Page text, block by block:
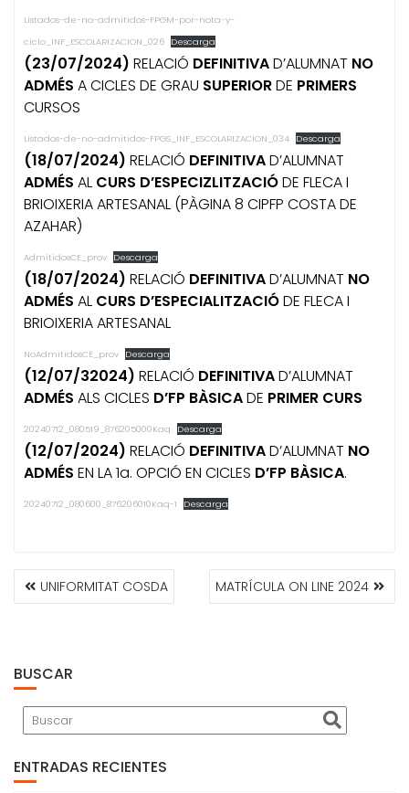
Listados-de-no-admitidos-FPGM-por-nota-y-
ciclo_INF_ESCOLARIZACION_026
Descarga
(23/07/2024) RELACIÓ DEFINITIVAD’ALUMNAT NO
ADMÉS A CICLES DE GRAU SUPERIORDE PRIMERS
CURSOS
Listados-de-no-admitidos-FPGS_INF_ESCOLARIZACION_034 Descarga
(18/07/2024) RELACIÓ DEFINITIVAD’ALUMNAT
ADMÉS AL CURS D’ESPECIZLITZACIÓDE FLECA I
BRIOIXERIA ARTESANAL (PÀGINA 8 CIPFP COSTA DE
AZAHAR)
AdmitidosCE_prov Descarga
(18/07/2024) RELACIÓ DEFINITIVAD’ALUMNAT NO
ADMÉS AL CURS D’ESPECIALITZACIÓDE FLECA I
BRIOIXERIA ARTESANAL
NoAdmitidosCE_prov Descarga
(12/07/32024) RELACIÓ DEFINITIVAD’ALUMNAT
ADMÉS ALS CICLES D’FP BÀSICADE PRIMER CURS
20240712_080519_876205000Kaq Descarga
(12/07/2024) RELACIÓ DEFINITIVAD’ALUMNAT NO
ADMÉS EN LA 1a. OPCIÓ EN CICLES D’FP BÀSICA.
20240712_080600_876206010Kaq-1 Descarga
NAVEGACIÓN
DE UNIFORMITAT COSDA MATRÍCULA ON LINE 2024
BUSCAR
ENTRADAS RECIENTES